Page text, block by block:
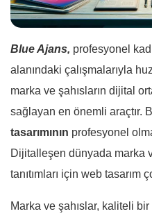
Blue Ajans, profesyonel
alanındaki çalışmalarıyla
marka ve şahısların dijital
sağlayan en önemli araçtır.
tasarımının profesyonel
Dijitalleşen dünyada marka
tanıtımları için web tasarım
Marka ve şahıslar, kaliteli